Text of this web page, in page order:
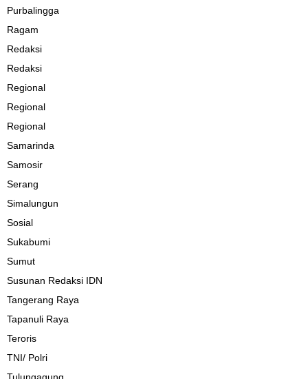
Purbalingga
Ragam
Redaksi
Redaksi
Regional
Regional
Regional
Samarinda
Samosir
Serang
Simalungun
Sosial
Sukabumi
Sumut
Susunan Redaksi IDN
Tangerang Raya
Tapanuli Raya
Teroris
TNI/ Polri
Tulungagung